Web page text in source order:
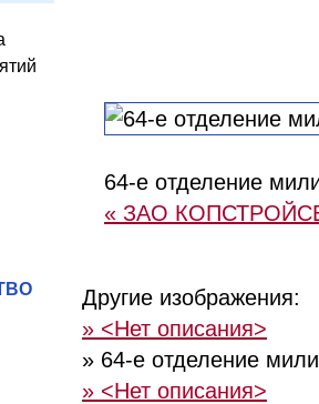
64-е отделение
« ЗАО
Другие изображения:
» <Нет описания>
» 64-е отделение
» <Нет описания>